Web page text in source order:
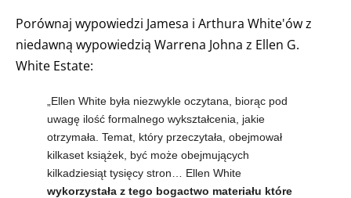
Porównaj wypowiedzi Jamesa i Arthura White'ów z
niedawną wypowiedzią Warrena Johna z Ellen G.
White Estate:
„Ellen White była niezwykle oczytana, biorąc pod
uwagę ilość formalnego wykształcenia, jakie
otrzymała. Temat, który przeczytała, obejmował
kilkaset książek, być może obejmujących
kilkadziesiąt tysięcy stron… Ellen White
wykorzystała z tego bogactwo materiału które